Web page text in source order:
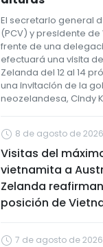
El secretario general
(PCV) y presidente de
frente de una
efectuará una visita
Zelanda del 12 al 14
una invitación de la
neozelandesa, Cindy
8 de agosto de 2026,
Visitas del
vietnamita a
Zelanda
posición de
7 de agosto de 2026,